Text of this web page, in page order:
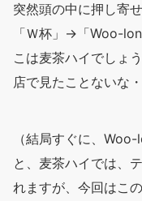
突然頭の中に押し寄
「Ｗ杯」→「Woo-
こは麦茶ハイでしょ
店で見たことないな・
（結局すぐに、
と、麦茶ハイでは、
れますが、今回はこ